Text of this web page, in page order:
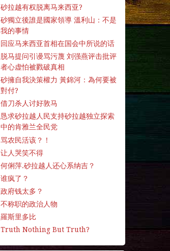
砂拉越有权脱离马来西亚?
砂獨立後誰是國家領導 溫利山：不是
我的事情
回应马来西亚首相在国会中所说的话
脱马提问引谩骂污蔑 刘强燕评击批评
者心虚怕被戮破真相
砂擁自我決策權力 黃錦河：為何要被
對付?
借刀杀人讨好敦马
恳求砂拉越人民支持砂拉越独立探索
中的肯雅兰全民党
骂农民活该？！
让人哭笑不得
何俐萍.砂拉越人还心系纳吉？
谁疯了？
政府钱太多？
不称职的政治人物
羅斯里多比
Truth Nothing But Truth?